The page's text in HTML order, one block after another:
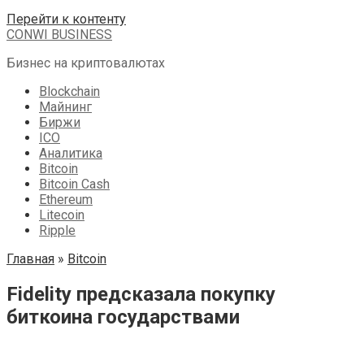
Перейти к контенту
CONWI BUSINESS
Бизнес на криптовалютах
Blockchain
Майнинг
Биржи
ICO
Аналитика
Bitcoin
Bitcoin Cash
Ethereum
Litecoin
Ripple
Главная » Bitcoin
Fidelity предсказала покупку
биткоина государствами